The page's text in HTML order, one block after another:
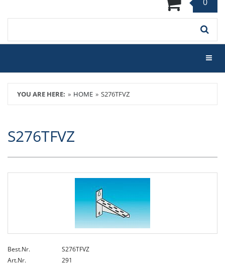
YOU ARE HERE: HOME S276TFVZ
S276TFVZ
Best.Nr.
S276TFVZ
Art.Nr.
291